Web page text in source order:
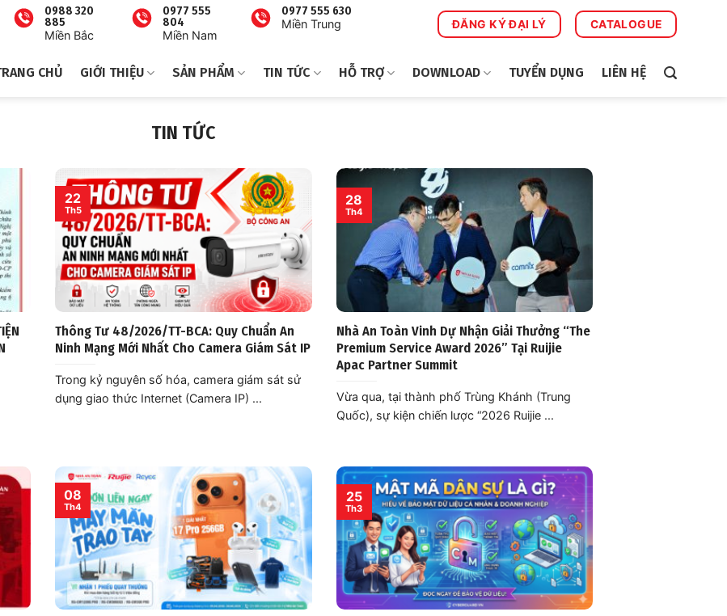
0988 320
885
Miền Bắc
0977 555
804
Miền Nam
0977 555 630
Miền Trung
ĐĂNG KÝ ĐẠI LÝ CATALOGUE
CHỦ GIỚI THIỆU SẢN PHẨM TIN TỨC HỖ TRỢ DOWNLOAD TUYỂN DỤNG LIÊN HỆ
TIN TỨC
Thông Tư 48/2026/TT-BCA: Quy Chuẩn An
Ninh Mạng Mới Nhất Cho Camera Giám Sát IP
Trong kỷ nguyên số hóa, camera giám sát sử
dụng giao thức Internet (Camera IP) ...
22
Th5
Nhà An Toàn Vinh Dự Nhận Giải Thưởng “The
Premium Service Award 2026” Tại Ruijie
Apac Partner Summit
Vừa qua, tại thành phố Trùng Khánh (Trung
Quốc), sự kiện chiến lược “2026 Ruijie ...
28
Th4
08
Th4
25
Th3